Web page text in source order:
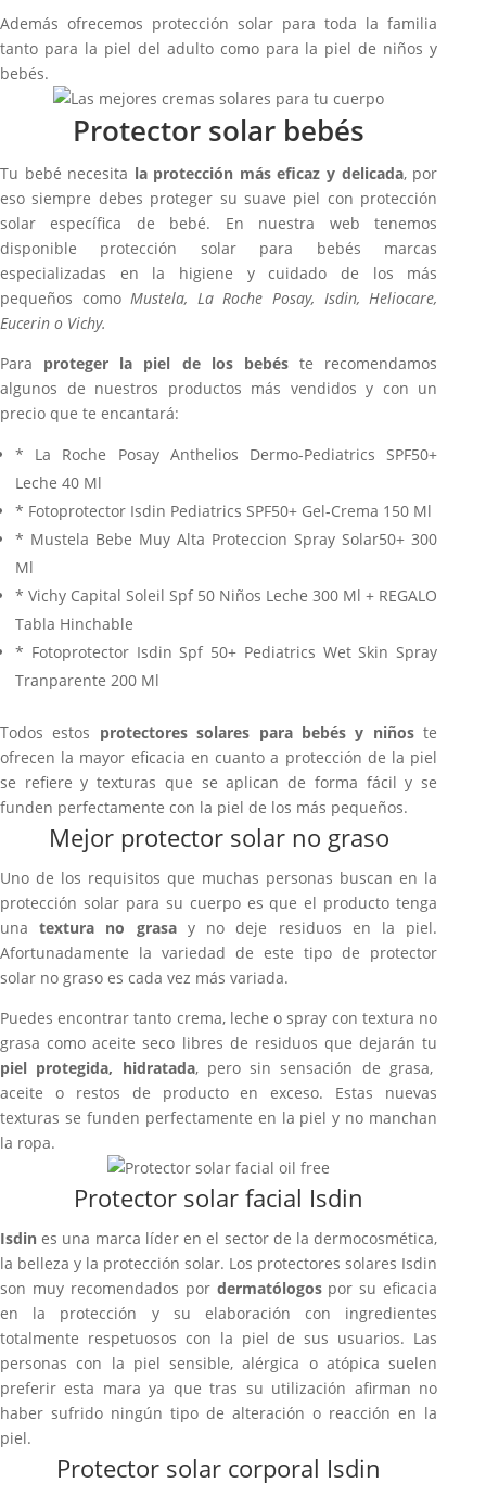
Además ofrecemos protección solar para toda la familia
tanto para la piel del adulto como para la piel de niños y
bebés.
Protector solar bebés
Tu bebé necesita la protección más eficaz y delicada, por
eso siempre debes proteger su suave piel con protección
solar específica de bebé. En nuestra web tenemos
disponible protección solar para bebés marcas
especializadas en la higiene y cuidado de los más
pequeños como Mustela, La Roche Posay, Isdin, Heliocare,
Eucerin o Vichy.
Para proteger la piel de los bebéste recomendamos
algunos de nuestros productos más vendidos y con un
precio que te encantará:
* La Roche Posay Anthelios Dermo-Pediatrics SPF50+
Leche 40 Ml
* Fotoprotector Isdin Pediatrics SPF50+ Gel-Crema 150 Ml
* Mustela Bebe Muy Alta Proteccion Spray Solar50+ 300
Ml
* Vichy Capital Soleil Spf 50 Niños Leche 300 Ml + REGALO
Tabla Hinchable
* Fotoprotector Isdin Spf 50+ Pediatrics Wet Skin Spray
Tranparente 200 Ml
Todos estos protectores solares para bebés y niñoste
ofrecen la mayor eficacia en cuanto a protección de la piel
se refiere y texturas que se aplican de forma fácil y se
funden perfectamente con la piel de los más pequeños.
Mejor protector solar no graso
Uno de los requisitos que muchas personas buscan en la
protección solar para su cuerpo es que el producto tenga
unatextura no grasay no deje residuos en la piel.
Afortunadamente la variedad de este tipo de protector
solar no graso es cada vez más variada.
Puedes encontrar tanto crema, leche o spray con textura no
grasa como aceite seco libres de residuos que dejarán tu
piel protegida, hidratada, pero sin sensación de grasa,
aceite o restos de producto en exceso. Estas nuevas
texturas se funden perfectamente en la piel y no manchan
la ropa.
Protector solar facial Isdin
Isdin es una marca líder en el sector de la dermocosmética,
la belleza y la protección solar. Los protectores solares Isdin
son muy recomendados por dermatólogospor su eficacia
en la protección y su elaboración con ingredientes
totalmente respetuosos con la piel de sus usuarios. Las
personas con la piel sensible, alérgica o atópica suelen
preferir esta mara ya que tras su utilización afirman no
haber sufrido ningún tipo de alteración o reacción en la
piel.
Protector solar corporal Isdin